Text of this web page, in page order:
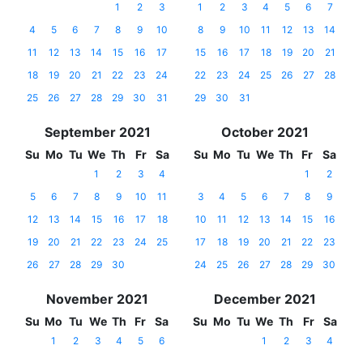
1 2
3
4
5 6 7 8 9
10
11
12 13 14 15 16
17
18
19 20 21 22 23
24
25
26 27 28 29 30 31
1 2 3 4 5 6
7
8
9 10 11 12 13
14
15
16 17 18 19 20
21
22
23 24 25 26 27
28
29
30 31
September 2021
Su Mo Tu We Th Fr Sa
1 2 3
4
5
6 7 8 9 10
11
12
13 14 15 16 17
18
19
20 21 22 23 24
25
26
27 28 29 30
October 2021
Su Mo Tu We Th Fr Sa
1
2
3
4 5 6 7 8
9
10
11 12 13 14 15
16
17
18 19 20 21 22
23
24
25 26 27 28 29 30
November 2021
Su Mo Tu We Th Fr Sa
1 2 3 4 5
6
December 2021
Su Mo Tu We Th Fr Sa
1 2 3
4